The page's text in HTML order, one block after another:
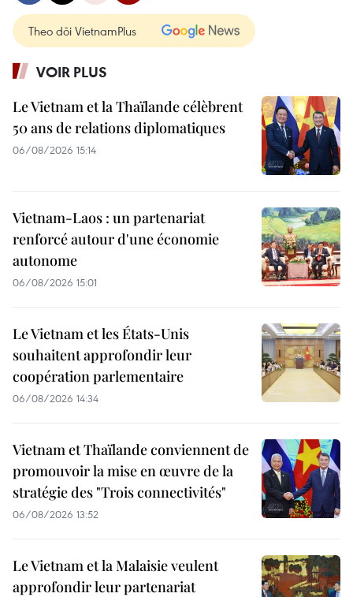
Theo dõi VietnamPlus
VOIR PLUS
Le Vietnam et la Thaïlande célèbrent
50 ans de relations diplomatiques
06/08/2026 15:14
Vietnam-Laos : un partenariat
renforcé autour d'une économie
autonome
06/08/2026 15:01
Le Vietnam et les États-Unis
souhaitent approfondir leur
coopération parlementaire
06/08/2026 14:34
Vietnam et Thaïlande conviennent de
promouvoir la mise en œuvre de la
stratégie des "Trois connectivités"
06/08/2026 13:52
Le Vietnam et la Malaisie veulent
approfondir leur partenariat